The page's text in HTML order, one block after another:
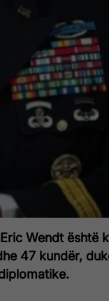
Wendt është
47 kundër,